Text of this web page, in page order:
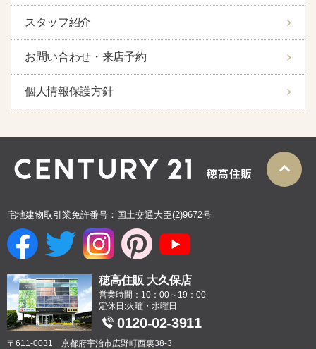
スタッフ紹介
お問い合わせ・来店予約
個人情報保護方針
宅地建物取引業免許番号：国土交通大臣(2)9672号
穂高住販 大久保店
営業時間：10：00～19：00
定休日:火曜・水曜日
0120-02-3911
〒611-0031 京都府宇治市広野町西裏38-3